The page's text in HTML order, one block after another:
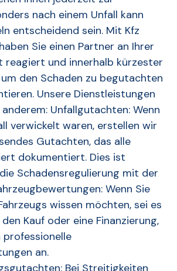
nach einem Unfall kann
entscheidend sein. Mit Kfz
Sie einen Partner an Ihrer
reagiert und innerhalb kürzester
den Schaden zu begutachten
Unsere Dienstleistungen
Unfallgutachten: Wenn
verwickelt waren, erstellen wir
Gutachten, das alle
dokumentiert. Dies ist
Schadensregulierung mit der
Wenn Sie
wissen möchten, sei es
Kauf oder eine Finanzierung,
professionelle
an.